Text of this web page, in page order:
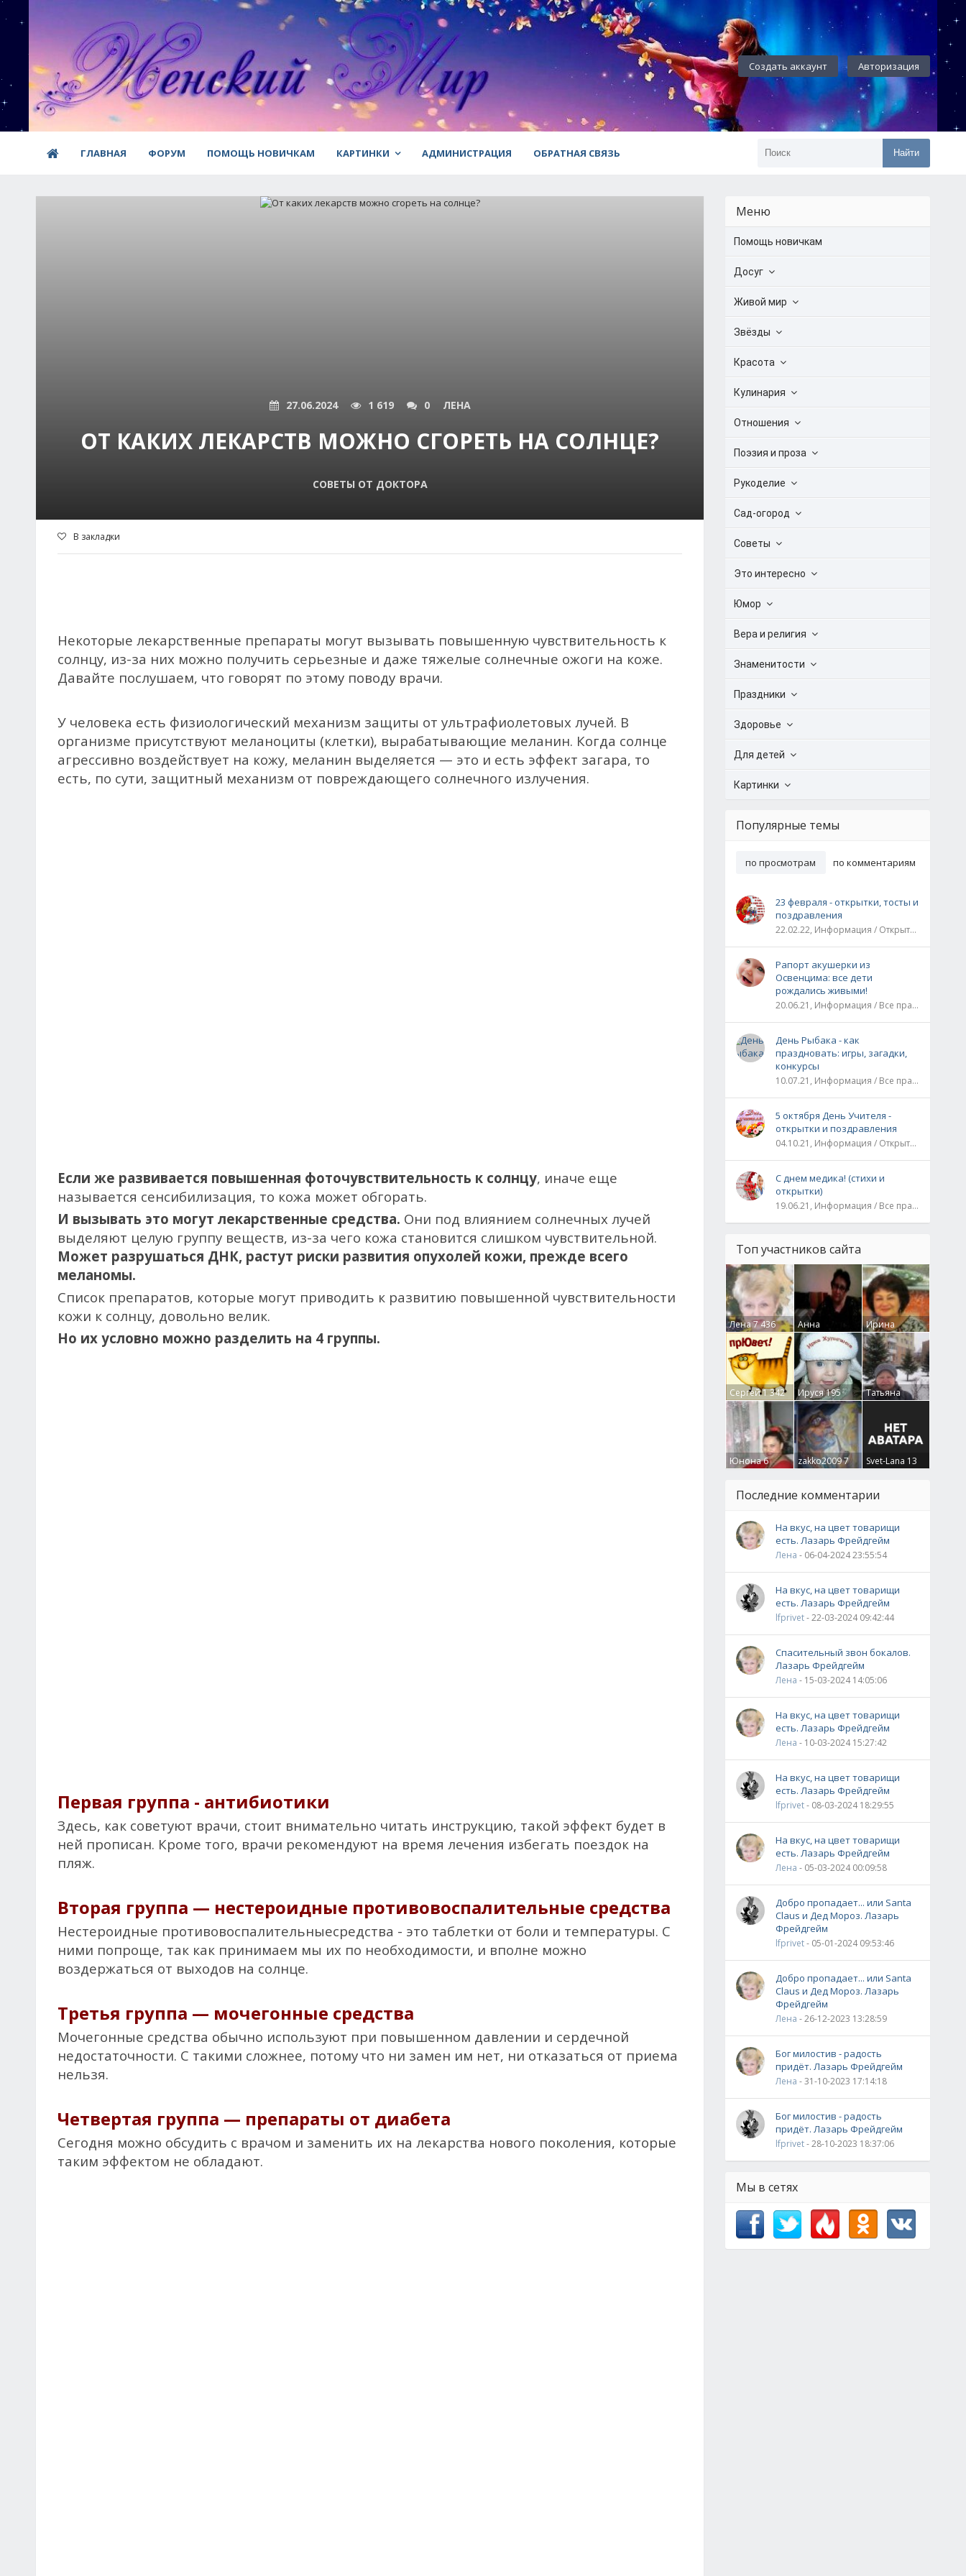
Создать аккаунт Авторизация
ГЛАВНАЯ ФОРУМ ПОМОЩЬ НОВИЧКАМ КАРТИНКИ АДМИНИСТРАЦИЯ ОБРАТНАЯ СВЯЗЬ Найти
27.06.2024 1 619 0 ЛЕНА
ОТ КАКИХ ЛЕКАРСТВ МОЖНО СГОРЕТЬ НА СОЛНЦЕ?
СОВЕТЫ ОТ ДОКТОРА
В закладки
Некоторые лекарственные препараты могут вызывать повышенную чувствительность к
солнцу, из-за них можно получить серьезные и даже тяжелые солнечные ожоги на коже.
Давайте послушаем, что говорят по этому поводу врачи.
У человека есть физиологический механизм защиты от ультрафиолетовых лучей. В
организме присутствуют меланоциты (клетки), вырабатывающие меланин. Когда солнце
агрессивно воздействует на кожу, меланин выделяется — это и есть эффект загара, то
есть, по сути, защитный механизм от повреждающего солнечного излучения.
Если же развивается повышенная фоточувствительность к солнцу, иначе еще
называется сенсибилизация, то кожа может обгорать.
И вызывать это могут лекарственные средства. Они под влиянием солнечных лучей
выделяют целую группу веществ, из-за чего кожа становится слишком чувствительной.
Может разрушаться ДНК, растут риски развития опухолей кожи, прежде всего
меланомы.
Список препаратов, которые могут приводить к развитию повышенной чувствительности
кожи к солнцу, довольно велик.
Но их условно можно разделить на 4 группы.
Первая группа - антибиотики
Здесь, как советуют врачи, стоит внимательно читать инструкцию, такой эффект будет в
ней прописан. Кроме того, врачи рекомендуют на время лечения избегать поездок на
пляж.
Вторая группа — нестероидные противовоспалительные средства
Нестероидные противовоспалительныесредства - это таблетки от боли и температуры. С
ними попроще, так как принимаем мы их по необходимости, и вполне можно
воздержаться от выходов на солнце.
Третья группа — мочегонные средства
Мочегонные средства обычно используют при повышенном давлении и сердечной
недостаточности. С такими сложнее, потому что ни замен им нет, ни отказаться от приема
нельзя.
Четвертая группа — препараты от диабета
Сегодня можно обсудить с врачом и заменить их на лекарства нового поколения, которые
таким эффектом не обладают.
Меню
Помощь новичкам
Досуг
Живой мир
Звёзды
Красота
Кулинария
Отношения
Поэзия и проза
Рукоделие
Сад-огород
Советы
Это интересно
Юмор
Вера и религия
Знаменитости
Праздники
Здоровье
Для детей
Картинки
Популярные темы
по просмотрам по комментариям
23 февраля - открытки, тосты и
поздравления
22.02.22, Информация / Открытки / Все праздники
Рапорт акушерки из
Освенцима: все дети
рождались живыми!
20.06.21, Информация / Все праздники / Рассказы и истории
День Рыбака - как
праздновать: игры, загадки,
конкурсы
10.07.21, Информация / Все праздники
5 октября День Учителя -
открытки и поздравления
04.10.21, Информация / Открытки / Все праздники
С днем медика! (стихи и
открытки)
19.06.21, Информация / Все праздники
Топ участников сайта
Лена7 436
Анна
Гумлевая0
Ирина
Бруцкая41
Сергей1 342 Ируся195
Татьяна
Крючкова0
Юнона6 zakko20097 Svet-Lana 13
Последние комментарии
На вкус, на цвет товарищи
есть. Лазарь Фрейдгейм
Лена - 06-04-2024 23:55:54
На вкус, на цвет товарищи
есть. Лазарь Фрейдгейм
lfprivet- 22-03-2024 09:42:44
Спасительный звон бокалов.
Лазарь Фрейдгейм
Лена - 15-03-2024 14:05:06
На вкус, на цвет товарищи
есть. Лазарь Фрейдгейм
Лена - 10-03-2024 15:27:42
На вкус, на цвет товарищи
есть. Лазарь Фрейдгейм
lfprivet- 08-03-2024 18:29:55
На вкус, на цвет товарищи
есть. Лазарь Фрейдгейм
Лена - 05-03-2024 00:09:58
Добро пропадает... или Santa
Claus и Дед Мороз. Лазарь
Фрейдгейм
lfprivet- 05-01-2024 09:53:46
Добро пропадает... или Santa
Claus и Дед Мороз. Лазарь
Фрейдгейм
Лена - 26-12-2023 13:28:59
Бог милостив - радость
придёт. Лазарь Фрейдгейм
Лена - 31-10-2023 17:14:18
Бог милостив - радость
придёт. Лазарь Фрейдгейм
lfprivet- 28-10-2023 18:37:06
Мы в сетях